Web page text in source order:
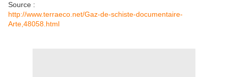
Source :
http://www.terraeco.net/Gaz-de-schiste-documentaire-
Arte,48058.html